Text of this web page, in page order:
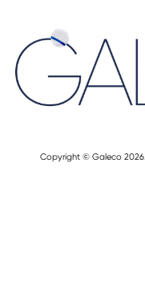
Copyright © Galeco 2026.